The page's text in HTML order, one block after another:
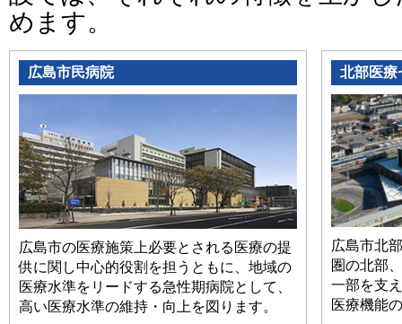
めます。
広島市民病院
広島市の医療施策上必要とされる医療の提
供に関し中心的役割を担うともに、地域の
医療水準をリードする急性期病院として、
高い医療水準の維持・向上を図ります。
北部医療
広島市北
圏の北部
一部を支
医療機